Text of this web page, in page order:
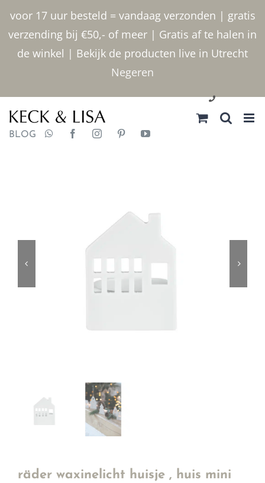
voor 17 uur besteld = vandaag verzonden | gratis
verzending bij €50,- of meer | Gratis af te halen in
de winkel | Bekijk de producten live in Utrecht
Negeren
inhoud
030 2400000
BLOG
räder waxinelicht huisje , huis mini